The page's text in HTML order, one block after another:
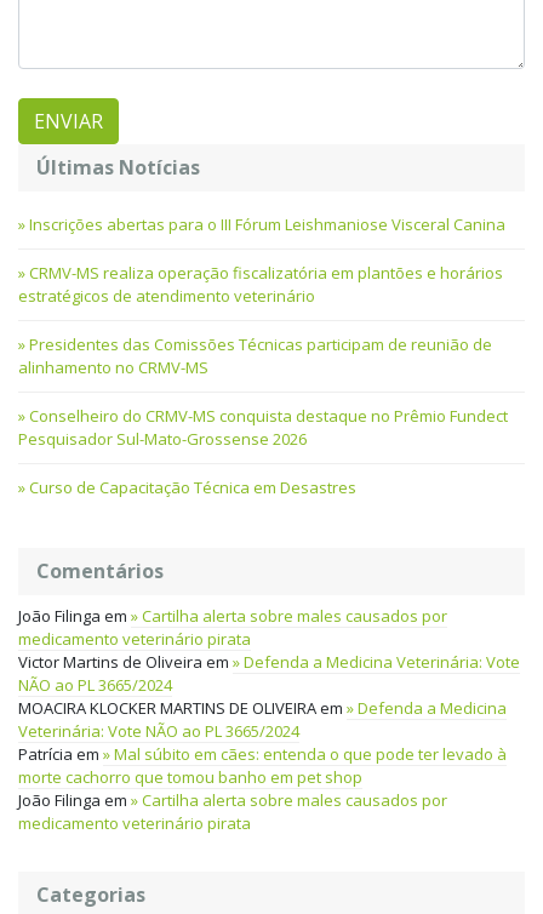
Últimas Notícias
Inscrições abertas para o III Fórum Leishmaniose Visceral Canina
CRMV-MS realiza operação fiscalizatória em plantões e horários
estratégicos de atendimento veterinário
Presidentes das Comissões Técnicas participam de reunião de
alinhamento no CRMV-MS
Conselheiro do CRMV-MS conquista destaque no Prêmio Fundect
Pesquisador Sul-Mato-Grossense 2026
Curso de Capacitação Técnica em Desastres
Comentários
João Filinga em
Cartilha alerta sobre males causados por
medicamento veterinário pirata
Victor Martins de Oliveira em
Defenda a Medicina Veterinária: Vote
NÃO ao PL 3665/2024
MOACIRA KLOCKER MARTINS DE OLIVEIRAem
Defenda a Medicina
Veterinária: Vote NÃO ao PL 3665/2024
Patrícia em
Mal súbito em cães: entenda o que pode ter levado à
morte cachorro que tomou banho em pet shop
João Filinga em
Cartilha alerta sobre males causados por
medicamento veterinário pirata
Categorias